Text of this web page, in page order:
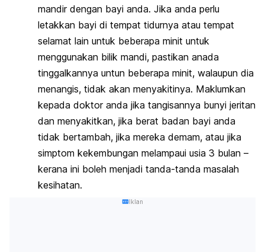
mandir dengan bayi anda. Jika anda perlu
letakkan bayi di tempat tidurnya atau tempat
selamat lain untuk beberapa minit untuk
menggunakan bilik mandi, pastikan anada
tinggalkannya untun beberapa minit, walaupun dia
menangis, tidak akan menyakitinya. Maklumkan
kepada doktor anda jika tangisannya bunyi jeritan
dan menyakitkan, jika berat badan bayi anda
tidak bertambah, jika mereka demam, atau jika
simptom kekembungan melampaui usia 3 bulan –
kerana ini boleh menjadi tanda-tanda masalah
kesihatan.
Iklan